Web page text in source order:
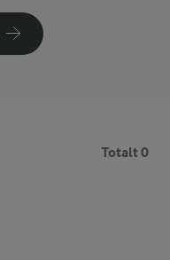
Totalt 0